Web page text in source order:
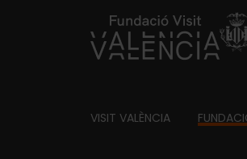
https://
Footer
VISIT VALÈNCIA